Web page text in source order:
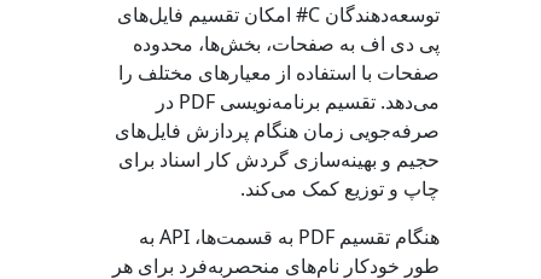
توسعه‌دهندگان C# امکان تقسیم فایل‌های
پی دی اف به صفحات، بخش‌ها، محدوده
صفحات با استفاده از معیارهای مختلف را
می‌دهد. تقسیم برنامه‌نویسی PDF در
صرفه‌جویی زمان هنگام پردازش فایل‌های
حجیم و بهینه‌سازی گردش کار اسناد برای
چاپ و توزیع کمک می‌کند.
هنگام تقسیم PDF به قسمت‌ها، API به
طور خودکار نام‌های منحصربه‌فرد برای هر